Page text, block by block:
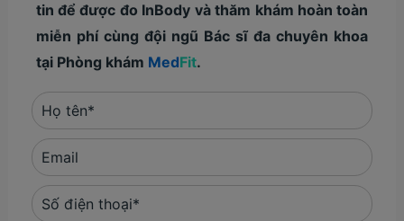
tin để được đo InBody và thăm khám hoàn toàn
miễn phí cùng đội ngũ Bác sĩ đa chuyên khoa
tại Phòng khám MedFit.